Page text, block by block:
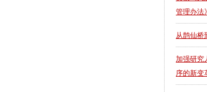
管理办法》
从鹊仙桥
加强研究
序的新变